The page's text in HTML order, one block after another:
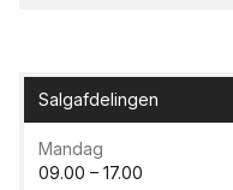
Salgafdelingen
Mandag
09.00 – 17.00